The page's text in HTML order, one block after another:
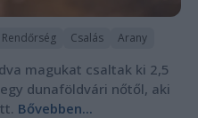
Rendőrség Csalás Arany
magukat csaltak ki 2,5
dunaföldvári nőtől, aki
Bővebben...